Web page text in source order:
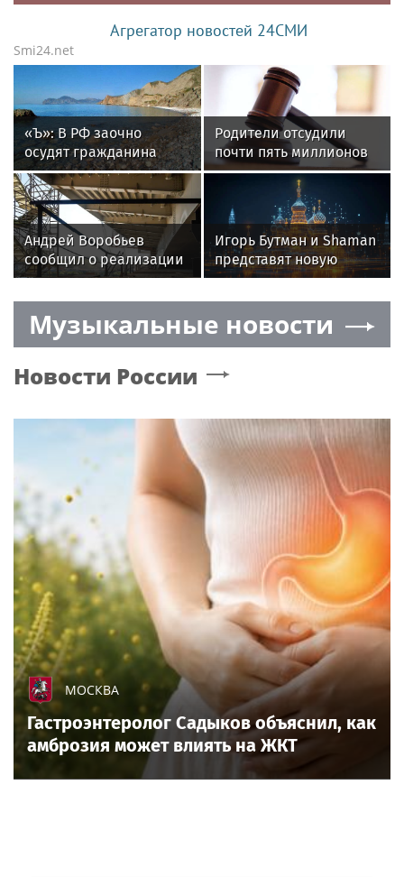
Агрегатор новостей 24СМИ
Smi24.net
«Ъ»: В РФ заочно
осудят гражданина
Германии Нойберга по
делу экс-замглавы МО
Иванова
Родители отсудили
почти пять миллионов
рублей у детсада в
Новой Москве
Андрей Воробьев
сообщил о реализации
80 крупных дорожных
Подмосковье
Игорь Бутман и Shaman
представят новую
премьеру 27 октября
Музыкальные новости
Новости России
МОСКВА
Гастроэнтеролог Садыков объяснил, как
амброзия может влиять на ЖКТ